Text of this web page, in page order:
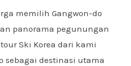
memilih Gangwon-do
panorama pegunungan
Ski Korea dari kami
sebagai destinasi utama